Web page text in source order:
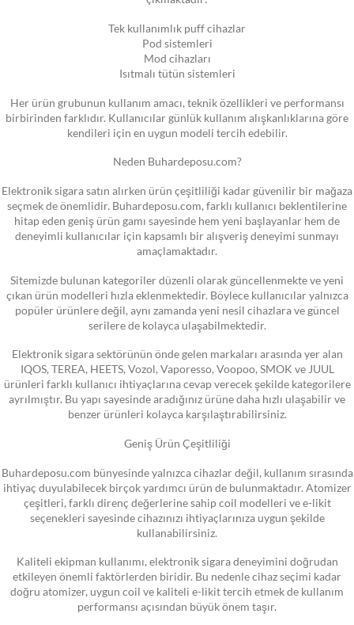
Tek kullanımlık puff cihazlar
Pod sistemleri
Mod cihazları
Isıtmalı tütün sistemleri
Her ürün grubunun kullanım amacı, teknik özellikleri ve performansı
birbirinden farklıdır. Kullanıcılar günlük kullanım alışkanlıklarına göre
kendileri için en uygun modeli tercih edebilir.
Neden Buhardeposu.com?
Elektronik sigara satın alırken ürün çeşitliliği kadar güvenilir bir mağaza
seçmek de önemlidir. Buhardeposu.com, farklı kullanıcı beklentilerine
hitap eden geniş ürün gamı sayesinde hem yeni başlayanlar hem de
deneyimli kullanıcılar için kapsamlı bir alışveriş deneyimi sunmayı
amaçlamaktadır.
Sitemizde bulunan kategoriler düzenli olarak güncellenmekte ve yeni
çıkan ürün modelleri hızla eklenmektedir. Böylece kullanıcılar yalnızca
popüler ürünlere değil, aynı zamanda yeni nesil cihazlara ve güncel
serilere de kolayca ulaşabilmektedir.
Elektronik sigara sektörünün önde gelen markaları arasında yer alan
IQOS, TEREA, HEETS, Vozol, Vaporesso, Voopoo, SMOK ve JUUL
ürünleri farklı kullanıcı ihtiyaçlarına cevap verecek şekilde kategorilere
ayrılmıştır. Bu yapı sayesinde aradığınız ürüne daha hızlı ulaşabilir ve
benzer ürünleri kolayca karşılaştırabilirsiniz.
Geniş Ürün Çeşitliliği
Buhardeposu.com bünyesinde yalnızca cihazlar değil, kullanım sırasında
ihtiyaç duyulabilecek birçok yardımcı ürün de bulunmaktadır. Atomizer
çeşitleri, farklı direnç değerlerine sahip coil modelleri ve e-likit
seçenekleri sayesinde cihazınızı ihtiyaçlarınıza uygun şekilde
kullanabilirsiniz.
Kaliteli ekipman kullanımı, elektronik sigara deneyimini doğrudan
etkileyen önemli faktörlerden biridir. Bu nedenle cihaz seçimi kadar
doğru atomizer, uygun coil ve kaliteli e-likit tercih etmek de kullanım
performansı açısından büyük önem taşır.